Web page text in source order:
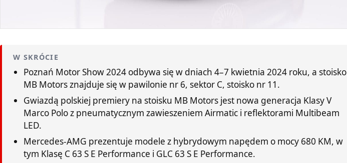
W SKRÓCIE
Poznań Motor Show 2024 odbywa się w dniach 4–7 kwietnia 2024 roku, a stoisko
MB Motors znajduje się w pawilonie nr 6, sektor C, stoisko nr 11.
Gwiazdą polskiej premiery na stoisku MB Motors jest nowa generacja Klasy V
Marco Polo z pneumatycznym zawieszeniem Airmatic i reflektorami Multibeam
LED.
Mercedes-AMG prezentuje modele z hybrydowym napędem o mocy 680 KM, w
tym Klasę C 63 S E Performance i GLC 63 S E Performance.